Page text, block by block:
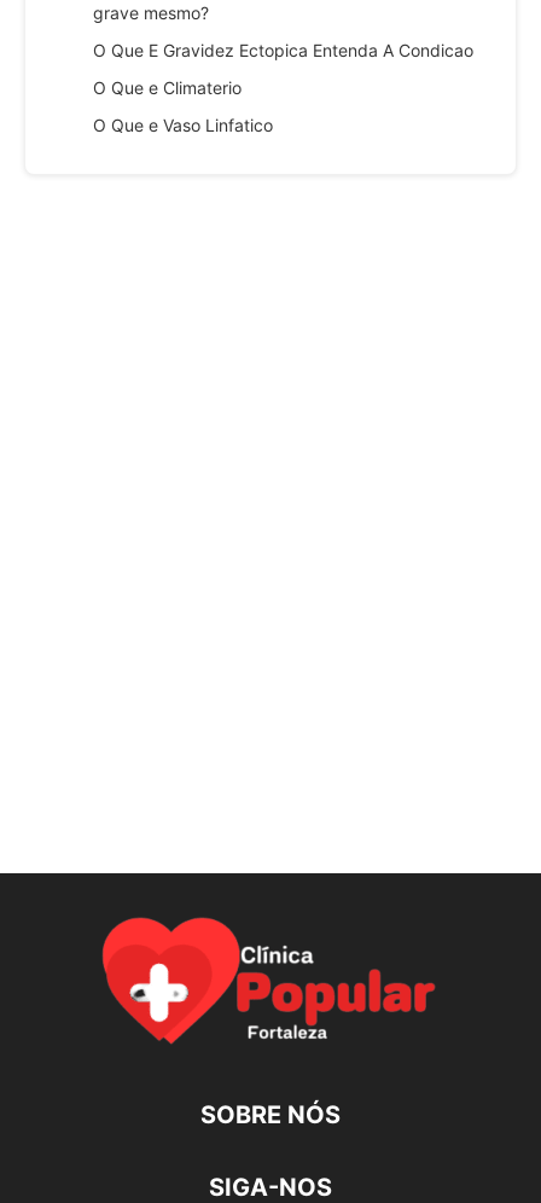
grave mesmo?
O Que E Gravidez Ectopica Entenda A Condicao
O Que e Climaterio
O Que e Vaso Linfatico
SOBRE NÓS
SIGA-NOS